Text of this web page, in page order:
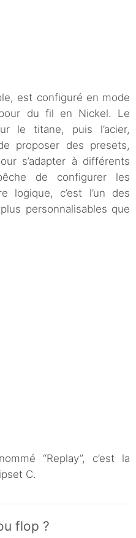
est configuré en mode
du fil en Nickel. Le
le titane, puis l’acier,
proposer des presets,
s’adapter à différents
de configurer les
logique, c’est l’un des
personnalisables que
“Replay”, c’est la
C.
flop ?